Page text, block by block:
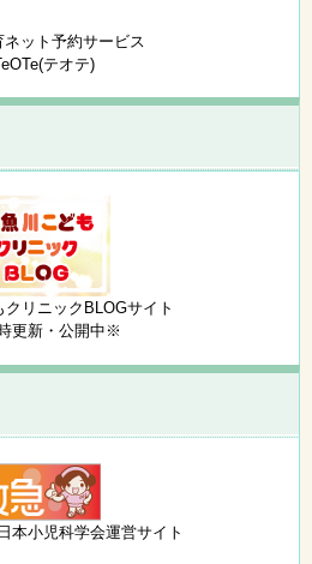
ネット予約サービス
テオテ)
クリニックBLOGサイト
更新・公開中※
本小児科学会運営サイト